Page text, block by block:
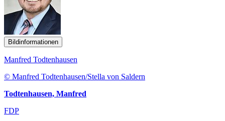
Bildinformationen
Manfred Todtenhausen
© Manfred Todtenhausen/Stella von Saldern
Todtenhausen, Manfred
FDP